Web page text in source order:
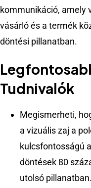
kommunikáció, amely
vásárló és a termék
döntési pillanatban.
Tudnivalók
Megismerheti,
a vizuális zaj a
kulcsfontosságú
döntések 80
utolsó pillanatban.